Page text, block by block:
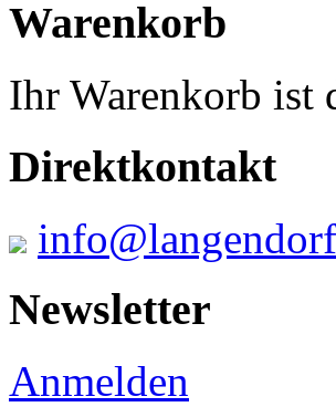
Warenkorb
Ihr Warenkorb ist
Direktkontakt
Newsletter
Anmelden